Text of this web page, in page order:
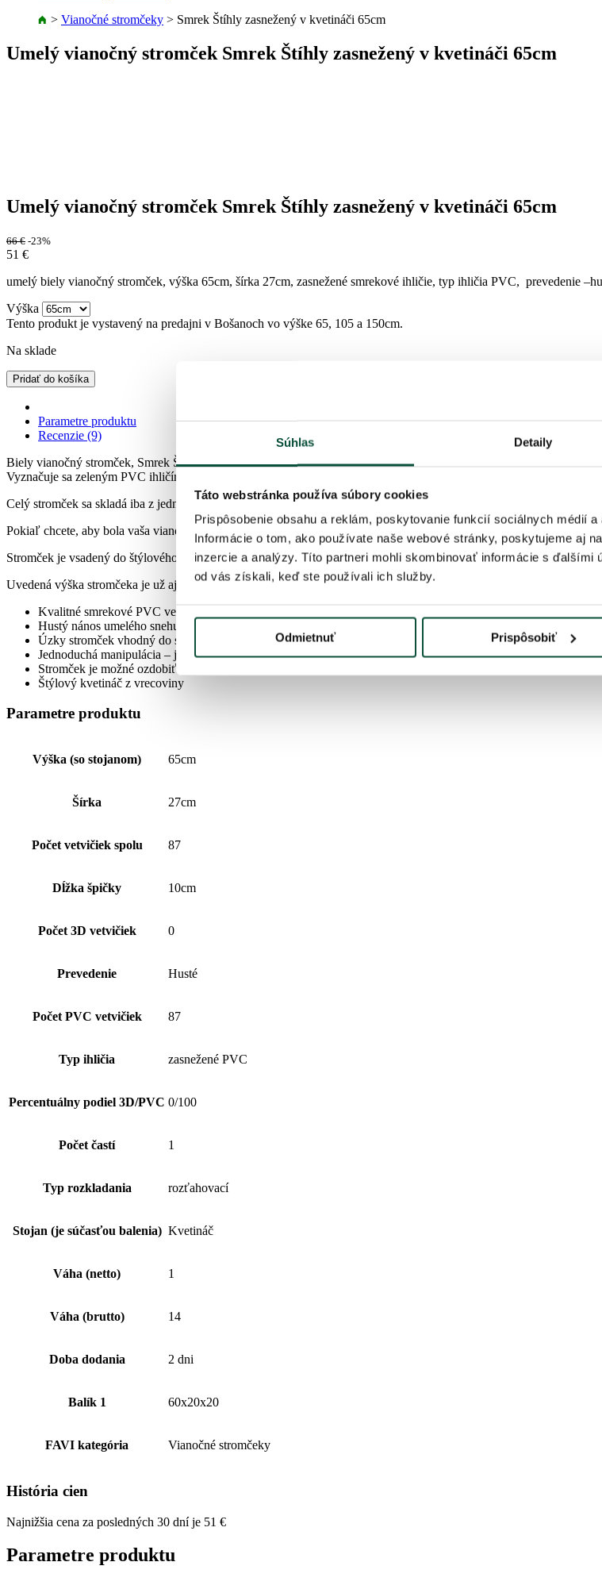
Súhlas Detaily
Táto webstránka používa súbory cookies
Prispôsobenie obsahu a reklám, poskytovanie funkcií sociálnych médií
Informácie o tom, ako používate naše webové stránky, poskytujeme aj
inzercie a analýzy. Títo partneri mohli skombinovať informácie s
od vás získali, keď ste používali ich služby.
Odmietnuť Prispôsobiť
> Vianočné stromčeky > Smrek Štíhly zasnežený v kvetináči 65cm
Umelý vianočný stromček Smrek Štíhly zasnežený v kvetináči 65cm
Umelý vianočný stromček Smrek Štíhly zasnežený v kvetináči 65cm
66€ -23%
51 €
umelý biely vianočný stromček, výška 65cm, šírka 27cm, zasnežené smrekové ihličie, typ ihličia PVC, prevedenie
Výška
Tento produkt je vystavený na predajni v Bošanoch vo výške 65, 105 a 150cm.
Na sklade
Pridať do košíka
Parametre produktu
Recenzie (9)
Biely vianočný stromček, Smrek Štíhly zasnežený v kvetináči, vám vyčaruje krásne zasnežené Vianoce aj v
Vyznačuje sa zeleným PVC ihličím, ktoré je husto zasnežené umelým snehom, nanášaným na stromček najnovšími
Celý stromček sa skladá iba z jednej časti, vďaka čomu ho jednoducho rozložíte a tiež zložíte späť do krabice.
Pokiaľ chcete, aby bola vaša vianočná výzdoba dokonalo zladená, aj tento produkt môžete skombinovať s
Stromček je vsadený do štýlového kvetináča z vrecoviny.
Uvedená výška stromčeka je už aj vrátane kvetináča!!!
Kvalitné smrekové PVC vetvičky
Hustý nános umelého snehu
Úzky stromček vhodný do stiesnených priestorov
Jednoduchá manipulácia – jednoducho ho zložíte aj poskladáte späť do krabice
Stromček je možné ozdobiť
Štýlový kvetináč z vrecoviny
Parametre produktu
Výška (so stojanom) 65cm
Šírka 27cm
Počet vetvičiek spolu 87
Dĺžka špičky 10cm
Počet 3D vetvičiek 0
Prevedenie Husté
Počet PVC vetvičiek 87
Typ ihličia zasnežené PVC
Percentuálny podiel 3D/PVC 0/100
Počet častí 1
Typ rozkladania rozťahovací
Stojan (je súčasťou balenia) Kvetináč
Váha (netto) 1
Váha (brutto) 14
Doba dodania 2 dni
Balík 1 60x20x20
FAVI kategória Vianočné stromčeky
História cien
Najnižšia cena za posledných 30 dní je 51 €
Parametre produktu